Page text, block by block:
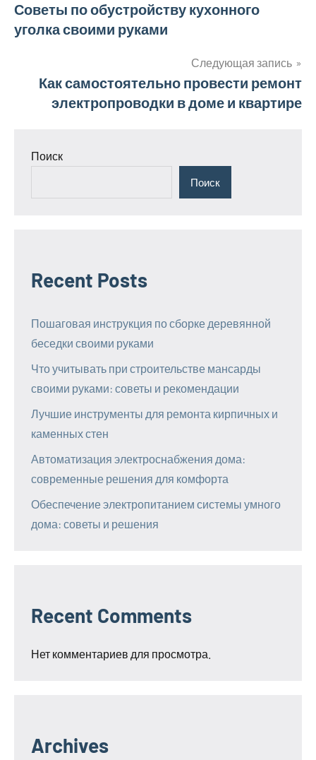
Навигация
по
Советы по обустройству кухонного
уголка своими руками
Следующая запись
Как самостоятельно провести ремонт
электропроводки в доме и квартире
Поиск
Поиск
Recent Posts
Пошаговая инструкция по сборке деревянной
беседки своими руками
Что учитывать при строительстве мансарды
своими руками: советы и рекомендации
Лучшие инструменты для ремонта кирпичных и
каменных стен
Автоматизация электроснабжения дома:
современные решения для комфорта
Обеспечение электропитанием системы умного
дома: советы и решения
Recent Comments
Нет комментариев для просмотра.
Archives